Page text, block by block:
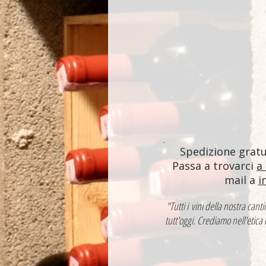
Spedizione
Passa a trovarci a
mail a
"Tutti i vini della nostra
tutt'oggi. Crediamo